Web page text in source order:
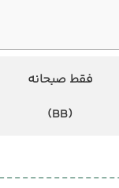
فقط صبحانه
(BB)